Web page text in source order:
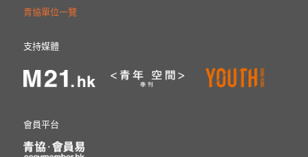
青協單位一覽
支持媒體
會員平台